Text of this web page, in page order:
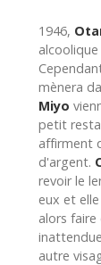
1946,
mènera
Miyo
petit
affirment
d'argent.
revoir le
eux et
alors
autre